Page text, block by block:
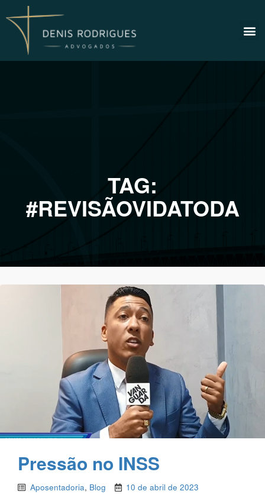
TAG:
#REVISÃOVIDATODA
Pressão no INSS
Aposentadoria, Blog 10 de abril de 2023